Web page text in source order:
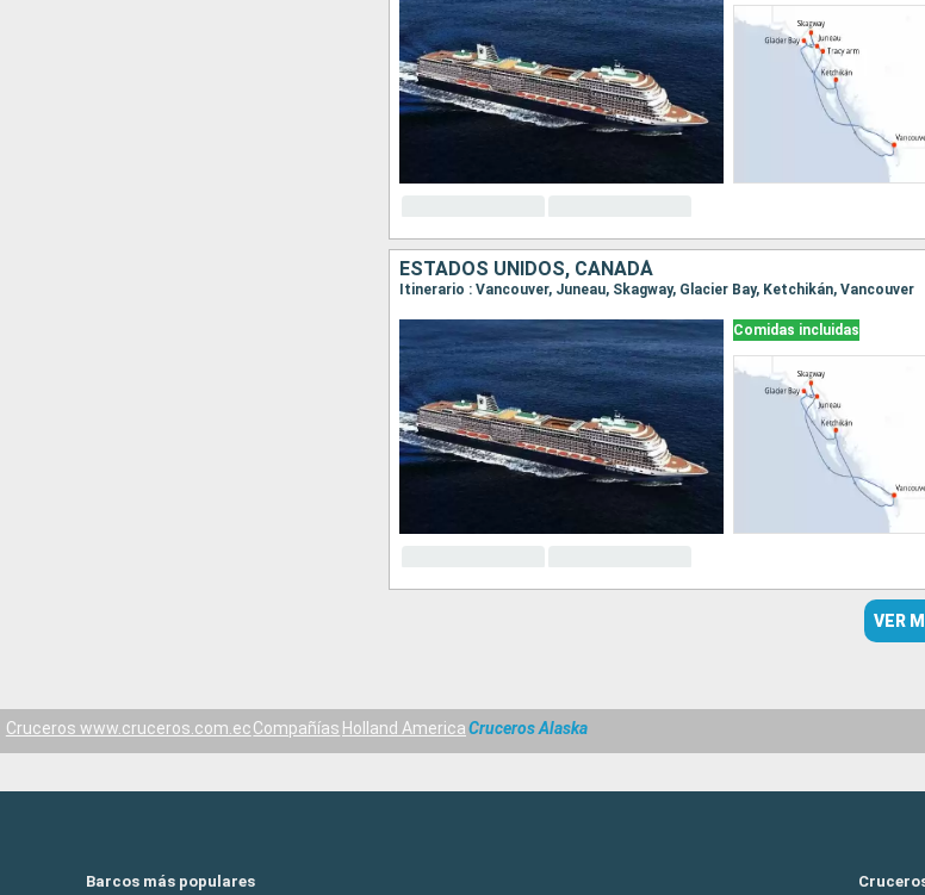
ESTADOS UNIDOS, CANADÁ
Itinerario : Vancouver, Juneau, Skagway, Glacier Bay, Ketchikán, Vancouver
Comidas incluidas
VER
Cruceros www.cruceros.com.ecCompañías Holland AmericaCruceros Alaska
Barcos más populares